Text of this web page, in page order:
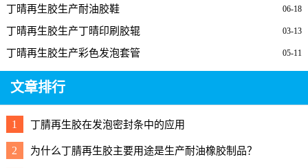
06-18
丁晴再生胶生产耐油胶鞋
03-13
丁晴再生胶生产丁晴印刷胶辊
05-11
丁晴再生胶生产彩色发泡套管
文章排行
1 丁腈再生胶在发泡密封条中的应用
2 为什么丁腈再生胶主要用途是生产耐油橡胶制品？